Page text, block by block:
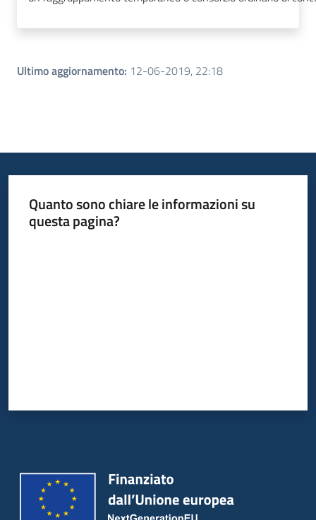
Ultimo aggiornamento: 12-06-2019, 22:18
Quanto sono chiare le informazioni su
questa pagina?